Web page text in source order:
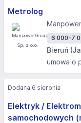
Metrolog
6 000-7
Bieruń
umowa o
Elektryk /
samochodowych
Dodana 6 sierpnia